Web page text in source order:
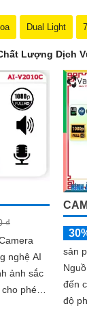
Dual Light
Lượng Dịch
₫
nghệ AI
phép
sản
đến
độ phân